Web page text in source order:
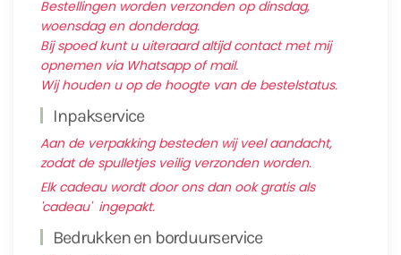
Bestellingen worden verzonden op dinsdag,
woensdag en donderdag.
Bij spoed kunt u uiteraard altijd contact met mij
opnemen via Whatsapp of mail.
Wij houden u op de hoogte van de bestelstatus.
Inpakservice
Aan de verpakking besteden wij veel aandacht,
zodat de spulletjes veilig verzonden worden.
Elk cadeau wordt door ons dan ook gratis als
'cadeau' ingepakt.
Bedrukken en borduurservice